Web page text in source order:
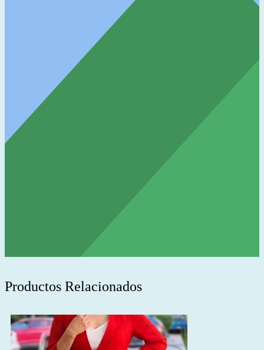
Productos Relacionados